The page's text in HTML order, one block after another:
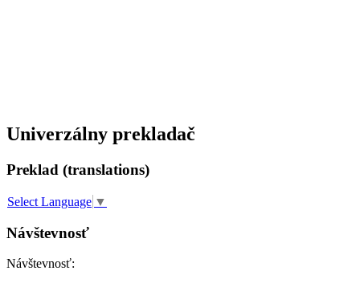
Univerzálny prekladač
Preklad (translations)
Select Language ▼
Návštevnosť
Návštevnosť: